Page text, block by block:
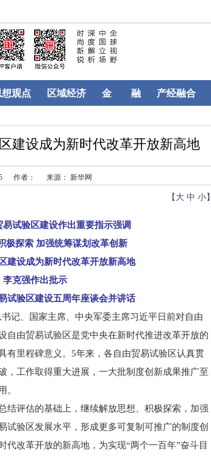
观点 区域经济 金 融 产经融合
建设成为新时代改革开放新高地
作者： 来源： 新华网
【 大 中 小】
验区建设作出重要指示强调
探索 加强统筹谋划改革创新
设成为新时代改革开放新高地
强作出批示
验区建设五周年座谈会并讲话
、国家主席、中央军委主席习近平日前对自由
自由贸易试验区是党中央在新时代推进改革开放的
有里程碑意义。5年来，各自由贸易试验区认真贯
，工作取得重大进展，一大批制度创新成果推广至
。
评估的基础上，继续解放思想、积极探索，加强
试验区发展水平，形成更多可复制可推广的制度创
代改革开放的新高地，为实现“两个一百年”奋斗目